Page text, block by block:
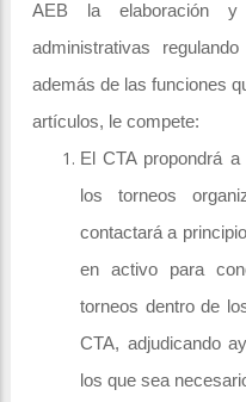
AEB la elaboración
administrativas
además de las funciones
artículos, le compete:
El CTA propondrá
los torneos
contactará a
en activo para
torneos dentro de
CTA, adjudicando
los que sea